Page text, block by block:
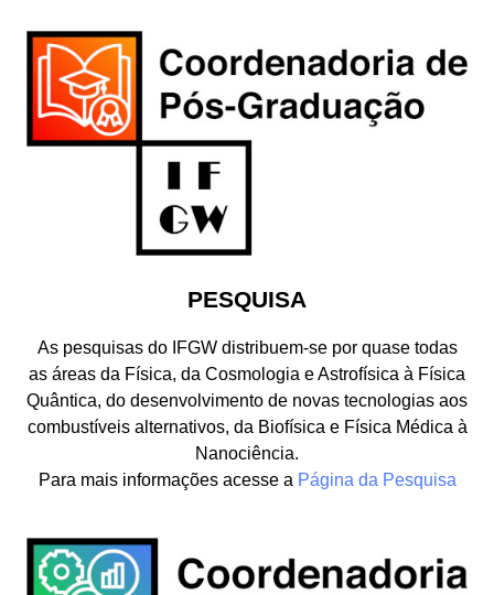
PESQUISA
As pesquisas do IFGW distribuem-se por quase todas
as áreas da Física, da Cosmologia e Astrofísica à Física
Quântica, do desenvolvimento de novas tecnologias aos
combustíveis alternativos, da Biofísica e Física Médica à
Nanociência.
Para mais informações acesse a Página da Pesquisa